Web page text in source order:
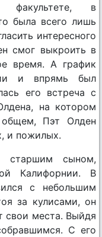
факультете, в
была всего лишь
интересного
смог выкроить в
время. А график
и впрямь был
его встреча с
на котором
Пэт Олден
и пожилых.
старшим сыном,
Калифорнии. В
с небольшим
за кулисами, он
свои места. Выйдя
С его